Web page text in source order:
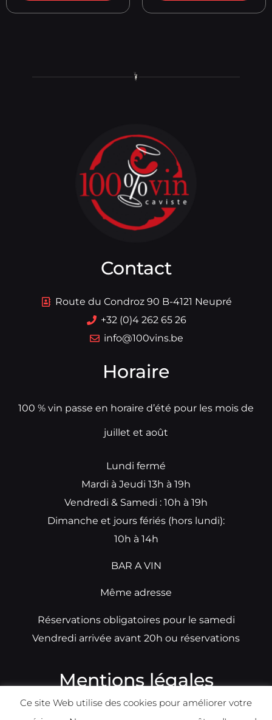
Contact
Route du Condroz 90 B-4121 Neupré
+32 (0)4 262 65 26
info@100vins.be
Horaire
100 % vin passe en horaire d’été pour les mois de
juillet et août
Lundi fermé
Mardi à Jeudi 13h à 19h
Vendredi & Samedi : 10h à 19h
Dimanche et jours fériés (hors lundi):
10h à 14h
BAR A VIN
Même adresse
Réservations obligatoires pour le samedi
Vendredi arrivée avant 20h ou réservations
Mentions légales
Ce site Web utilise des cookies pour améliorer votre